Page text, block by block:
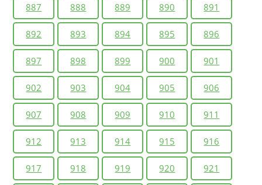
887 888 889 890 891
892 893 894 895 896
897 898 899 900 901
902 903 904 905 906
907 908 909 910 911
912 913 914 915 916
917 918 919 920 921